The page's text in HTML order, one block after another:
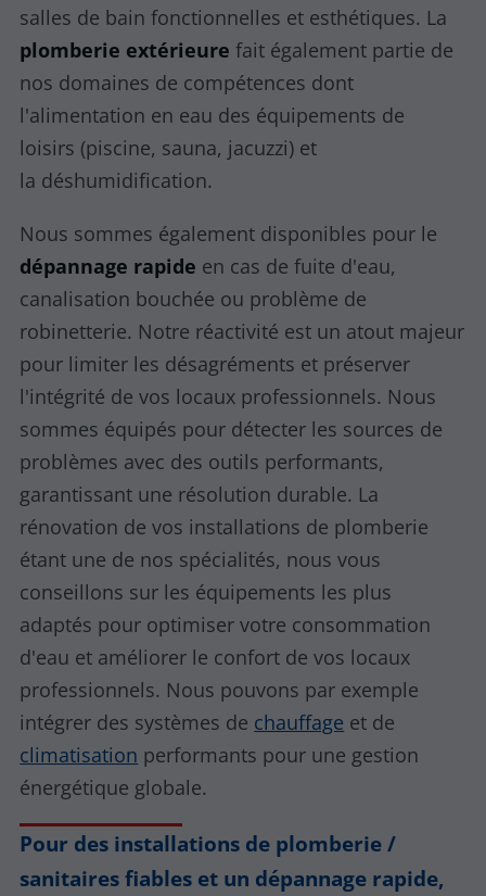
salles de bain fonctionnelles et esthétiques. La
plomberie extérieure fait également partie de
nos domaines de compétences dont
l'alimentation en eau des équipements de
loisirs (piscine, sauna, jacuzzi) et
la déshumidification.
Nous sommes également disponibles pour le
dépannage rapide en cas de fuite d'eau,
canalisation bouchée ou problème de
robinetterie. Notre réactivité est un atout majeur
pour limiter les désagréments et préserver
l'intégrité de vos locaux professionnels. Nous
sommes équipés pour détecter les sources de
problèmes avec des outils performants,
garantissant une résolution durable. La
rénovation de vos installations de plomberie
étant une de nos spécialités, nous vous
conseillons sur les équipements les plus
adaptés pour optimiser votre consommation
d'eau et améliorer le confort de vos locaux
professionnels. Nous pouvons par exemple
intégrer des systèmes de chauffage et de
climatisation performants pour une gestion
énergétique globale.
Pour des installations de plomberie /
sanitaires fiables et un dépannage rapide,